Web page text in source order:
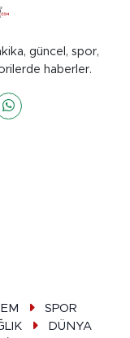
güncel, spor,
haberler.
SPOR
DÜNYA